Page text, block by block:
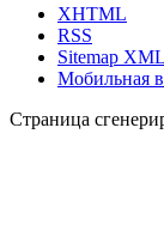
XHTML
RSS
Sitemap XML
Мобильная
Страница